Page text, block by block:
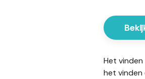
Het
het vinden